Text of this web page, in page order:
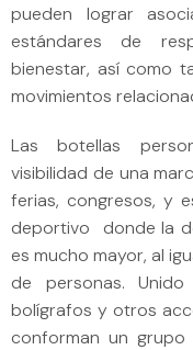
pueden lograr
estándares de
bienestar, así como
movimientos
Las botellas
visibilidad de una
ferias, congresos, y
deportivo donde la
es mucho mayor, al
de personas.
bolígrafos y otros
conforman un grupo